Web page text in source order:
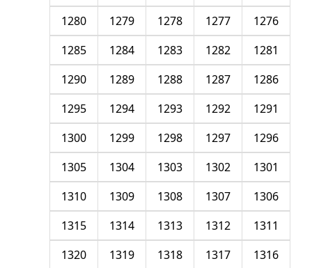
1276
1277
1278
1279
1280
1281
1282
1283
1284
1285
1286
1287
1288
1289
1290
1291
1292
1293
1294
1295
1296
1297
1298
1299
1300
1301
1302
1303
1304
1305
1306
1307
1308
1309
1310
1311
1312
1313
1314
1315
1316
1317
1318
1319
1320